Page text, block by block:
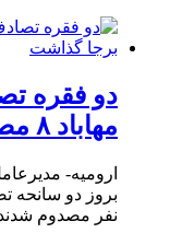
دو فقره
مهاباد ۸ مصدوم برجا گذاشت
ارومیه-
نفر مصدوم